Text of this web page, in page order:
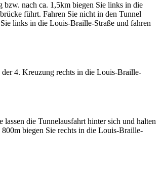
bzw. nach ca. 1,5km biegen Sie links in die
führt. Fahren Sie nicht in den Tunnel
links in die Louis-Braille-Straße und fahren
der 4. Kreuzung rechts in die Louis-Braille-
die Tunnelausfahrt hinter sich und halten
biegen Sie rechts in die Louis-Braille-